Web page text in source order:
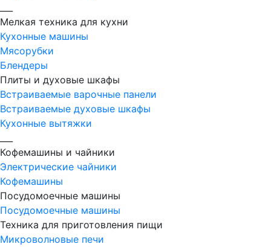
Мелкая техника для кухни
Кухонные машины
Мясорубки
Блендеры
Плиты и духовые шкафы
Встраиваемые варочные панели
Встраиваемые духовые шкафы
Кухонные вытяжки
Кофемашины и чайники
Электрические чайники
Кофемашины
Посудомоечные машины
Посудомоечные машины
Техника для приготовления пищи
Микроволновые печи